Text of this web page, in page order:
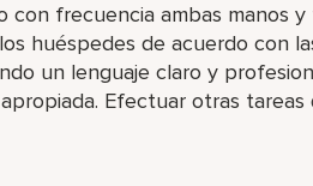
con frecuencia ambas manos
huéspedes de acuerdo con
un lenguaje claro y
Efectuar otras